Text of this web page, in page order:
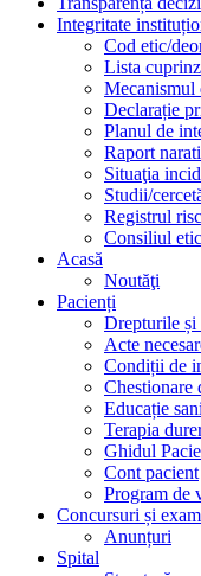
Integritate
Cod etic/
Lista
Mecanismul
Declarație
Planul de
Raport
Situaţia
Studii/
Registrul
Consiliul etic
Acasă
Noutăţi
Pacienți
Drepturile și
Acte
Condiții de
Chestionare
Educație
Terapia
Ghidul
Cont pacient
Program de
Concursuri și
Anunțuri
Spital